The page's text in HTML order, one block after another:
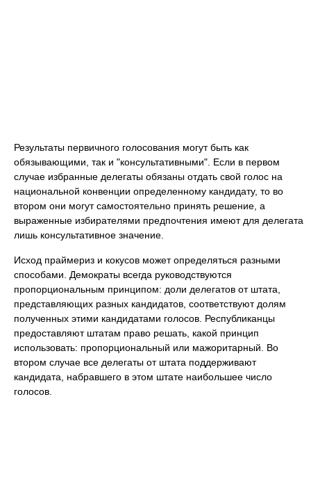
Результаты первичного голосования могут быть как
обязывающими, так и "консультативными". Если в первом
случае избранные делегаты обязаны отдать свой голос на
национальной конвенции определенному кандидату, то во
втором они могут самостоятельно принять решение, а
выраженные избирателями предпочтения имеют для делегата
лишь консультативное значение.
Исход праймериз и кокусов может определяться разными
способами. Демократы всегда руководствуются
пропорциональным принципом: доли делегатов от штата,
представляющих разных кандидатов, соответствуют долям
полученных этими кандидатами голосов. Республиканцы
предоставляют штатам право решать, какой принцип
использовать: пропорциональный или мажоритарный. Во
втором случае все делегаты от штата поддерживают
кандидата, набравшего в этом штате наибольшее число
голосов.